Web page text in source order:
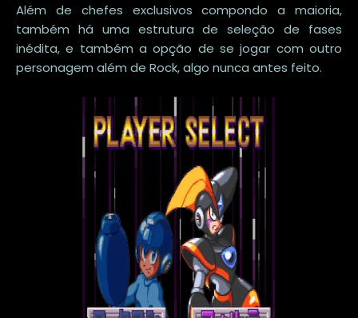
Além de chefes exclusivos compondo a maioria,
também há uma estrutura de seleção de fases
inédita, e também a opção de se jogar com outro
personagem além de Rock, algo nunca antes feito.